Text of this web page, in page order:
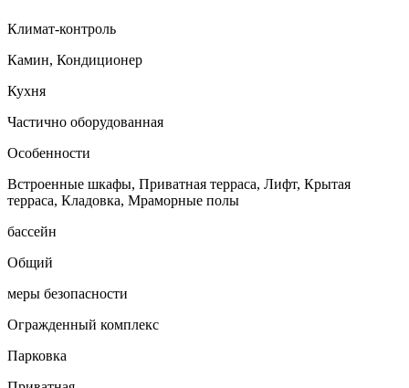
Климат-контроль
Камин, Кондиционер
Кухня
Частично оборудованная
Особенности
Встроенные шкафы, Приватная терраса, Лифт, Крытая
терраса, Кладовка, Мраморные полы
бассейн
Общий
меры безопасности
Огражденный комплекс
Парковка